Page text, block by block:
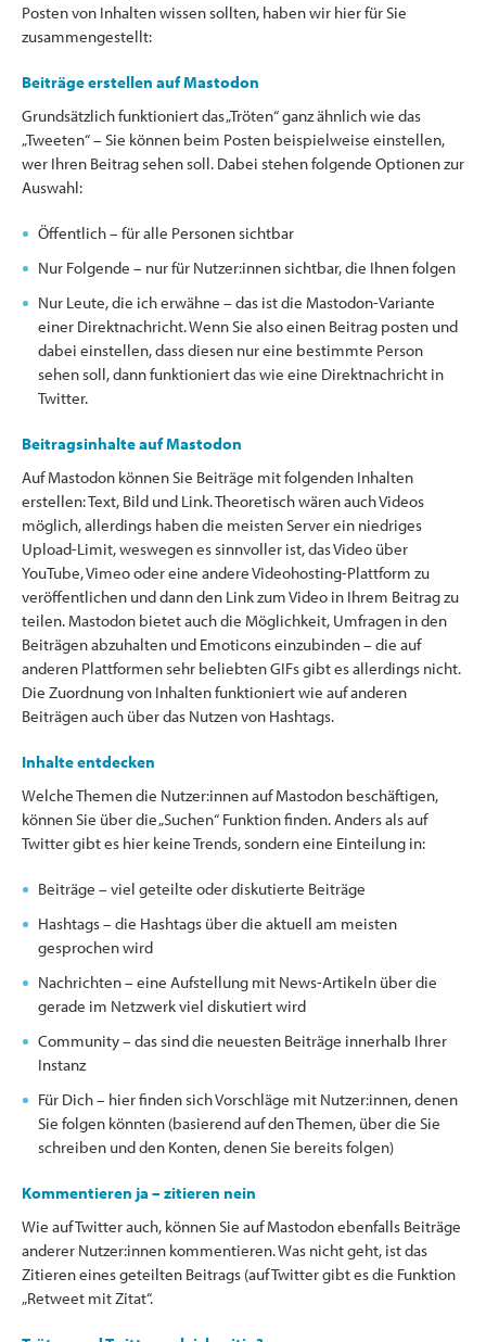
Posten von Inhalten wissen sollten, haben wir hier für Sie
zusammengestellt:
Beiträge erstellen auf Mastodon
Grundsätzlich funktioniert das „Tröten“ ganz ähnlich wie das
„Tweeten“ – Sie können beim Posten beispielweise einstellen,
wer Ihren Beitrag sehen soll. Dabei stehen folgende Optionen zur
Auswahl:
Öffentlich – für alle Personen sichtbar
Nur Folgende – nur für Nutzer:innen sichtbar, die Ihnen folgen
Nur Leute, die ich erwähne – das ist die Mastodon-Variante
einer Direktnachricht. Wenn Sie also einen Beitrag posten und
dabei einstellen, dass diesen nur eine bestimmte Person
sehen soll, dann funktioniert das wie eine Direktnachricht in
Twitter.
Beitragsinhalte auf Mastodon
Auf Mastodon können Sie Beiträge mit folgenden Inhalten
erstellen: Text, Bild und Link. Theoretisch wären auch Videos
möglich, allerdings haben die meisten Server ein niedriges
Upload-Limit, weswegen es sinnvoller ist, das Video über
YouTube, Vimeo oder eine andere Videohosting-Plattform zu
veröffentlichen und dann den Link zum Video in Ihrem Beitrag zu
teilen. Mastodon bietet auch die Möglichkeit, Umfragen in den
Beiträgen abzuhalten und Emoticons einzubinden – die auf
anderen Plattformen sehr beliebten GIFs gibt es allerdings nicht.
Die Zuordnung von Inhalten funktioniert wie auf anderen
Beiträgen auch über das Nutzen von Hashtags.
Inhalte entdecken
Welche Themen die Nutzer:innen auf Mastodon beschäftigen,
können Sie über die „Suchen“ Funktion finden. Anders als auf
Twitter gibt es hier keine Trends, sondern eine Einteilung in:
Beiträge – viel geteilte oder diskutierte Beiträge
Hashtags – die Hashtags über die aktuell am meisten
gesprochen wird
Nachrichten – eine Aufstellung mit News-Artikeln über die
gerade im Netzwerk viel diskutiert wird
Community – das sind die neuesten Beiträge innerhalb Ihrer
Instanz
Für Dich – hier finden sich Vorschläge mit Nutzer:innen, denen
Sie folgen könnten (basierend auf den Themen, über die Sie
schreiben und den Konten, denen Sie bereits folgen)
Kommentieren ja – zitieren nein
Wie auf Twitter auch, können Sie auf Mastodon ebenfalls Beiträge
anderer Nutzer:innen kommentieren. Was nicht geht, ist das
Zitieren eines geteilten Beitrags (auf Twitter gibt es die Funktion
„Retweet mit Zitat“.